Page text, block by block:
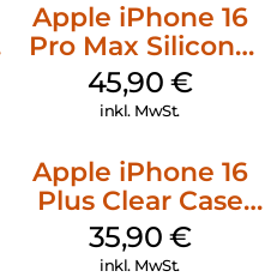
Apple iPhone 16
Pro Max Silicone
Case MagSafe
Ultramarine
45,90 €
inkl. MwSt.
Apple iPhone 16
Plus Clear Case
MagSafe
Transparent
35,90 €
inkl. MwSt.